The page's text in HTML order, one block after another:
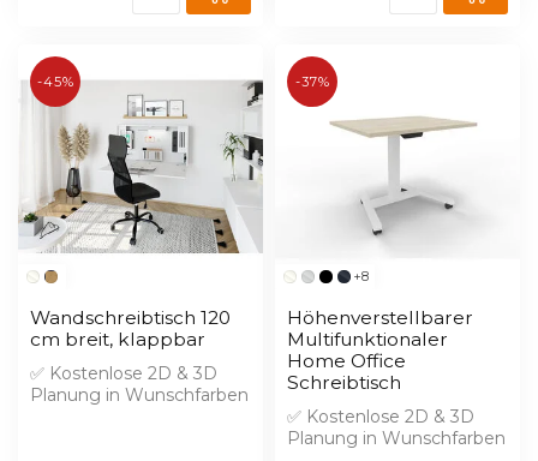
-45%
Wandschreibtisch 120
cm breit, klappbar
✅ Kostenlose 2D & 3D
Planung in Wunschfarben
+8
-37%
Höhenverstellbarer
Multifunktionaler
Home Office
Schreibtisch
✅ Kostenlose 2D & 3D
Planung in Wunschfarben